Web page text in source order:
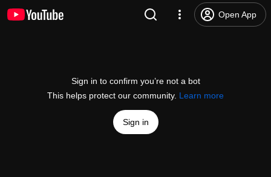
Open App
Sign in to confirm you’re not a bot
This helps protect our community. Learn more
Sign in